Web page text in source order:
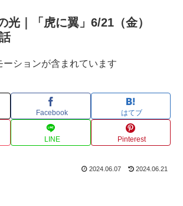
光｜「虎に翼」6/21（金）
ーションが含まれています
Facebook はてブ
LINE Pinterest
2024.06.07 2024.06.21